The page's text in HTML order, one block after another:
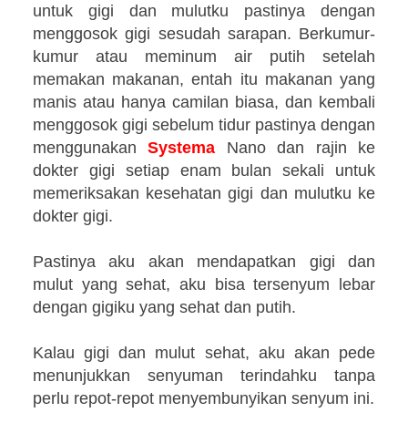
untuk gigi dan mulutku pastinya dengan
menggosok gigi sesudah sarapan. Berkumur-
kumur atau meminum air putih setelah
memakan makanan, entah itu makanan yang
manis atau hanya camilan biasa, dan kembali
menggosok gigi sebelum tidur pastinya dengan
menggunakanSystema Nano dan rajin ke
dokter gigi setiap enam bulan sekali untuk
memeriksakan kesehatan gigi dan mulutku ke
dokter gigi.
Pastinya aku akan mendapatkan gigi dan
mulut yang sehat, aku bisa tersenyum lebar
dengan gigiku yang sehat dan putih.
Kalau gigi dan mulut sehat, aku akan pede
menunjukkan senyuman terindahku tanpa
perlu repot-repot menyembunyikan senyum ini.